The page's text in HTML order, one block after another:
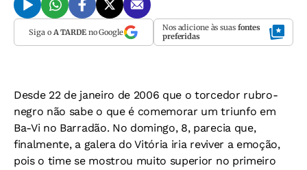
Siga o A TARDEno Google Nos adicione às suas fontes
preferidas
Desde 22 de janeiro de 2006 que o torcedor rubro-
negro não sabe o que é comemorar um triunfo em
Ba-Vi no Barradão. No domingo, 8, parecia que,
finalmente, a galera do Vitória iria reviver a emoção,
pois o time se mostrou muito superior no primeiro